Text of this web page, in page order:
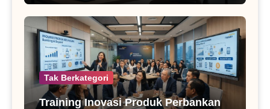
Tak Berkategori
Training Inovasi Produk Perbankan